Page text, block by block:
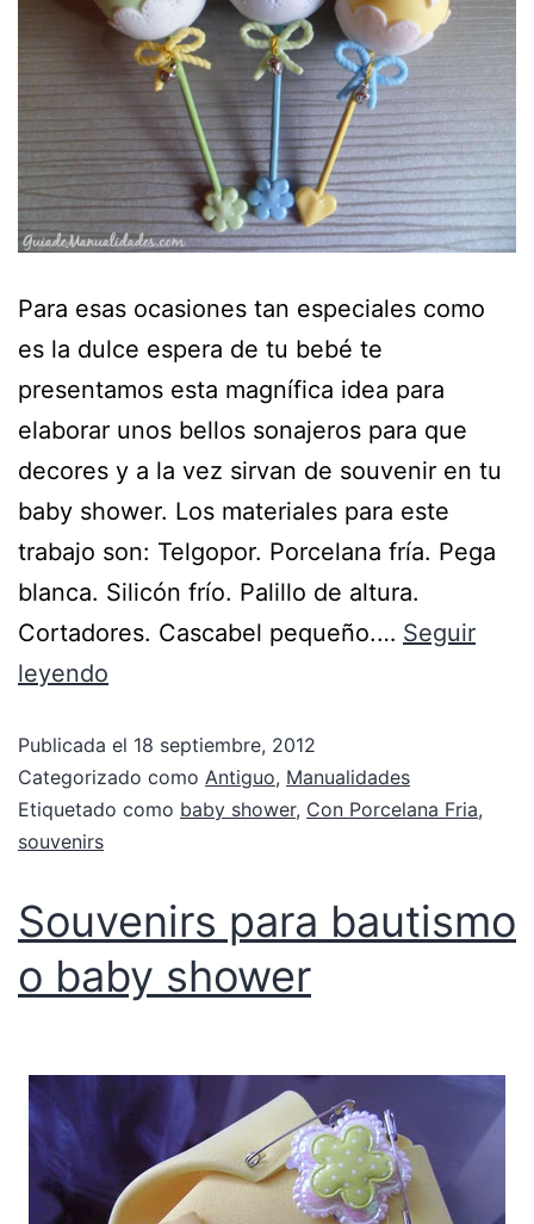
Para esas ocasiones tan especiales como
es la dulce espera de tu bebé te
presentamos esta magnífica idea para
elaborar unos bellos sonajeros para que
decores y a la vez sirvan de souvenir en tu
baby shower. Los materiales para este
trabajo son: Telgopor. Porcelana fría. Pega
blanca. Silicón frío. Palillo de altura.
Cortadores. Cascabel pequeño.… Seguir
leyendo
Publicada el 18 septiembre, 2012
Categorizado como Antiguo, Manualidades
Etiquetado como baby shower, Con Porcelana Fria,
souvenirs
Souvenirs para bautismo
o baby shower